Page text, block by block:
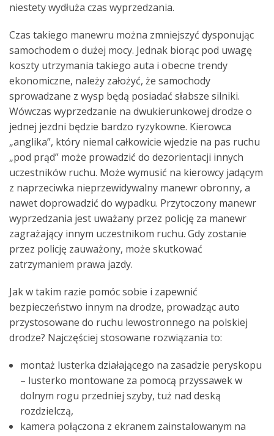
niestety wydłuża czas wyprzedzania.
Czas takiego manewru można zmniejszyć dysponując
samochodem o dużej mocy. Jednak biorąc pod uwagę
koszty utrzymania takiego auta i obecne trendy
ekonomiczne, należy założyć, że samochody
sprowadzane z wysp będą posiadać słabsze silniki.
Wówczas wyprzedzanie na dwukierunkowej drodze o
jednej jezdni będzie bardzo ryzykowne. Kierowca
„anglika”, który niemal całkowicie wjedzie na pas ruchu
„pod prąd” może prowadzić do dezorientacji innych
uczestników ruchu. Może wymusić na kierowcy jadącym
z naprzeciwka nieprzewidywalny manewr obronny, a
nawet doprowadzić do wypadku. Przytoczony manewr
wyprzedzania jest uważany przez policję za manewr
zagrażający innym uczestnikom ruchu. Gdy zostanie
przez policję zauważony, może skutkować
zatrzymaniem prawa jazdy.
Jak w takim razie pomóc sobie i zapewnić
bezpieczeństwo innym na drodze, prowadząc auto
przystosowane do ruchu lewostronnego na polskiej
drodze? Najczęściej stosowane rozwiązania to:
montaż lusterka działającego na zasadzie peryskopu
– lusterko montowane za pomocą przyssawek w
dolnym rogu przedniej szyby, tuż nad deską
rozdzielczą,
kamera połączona z ekranem zainstalowanym na